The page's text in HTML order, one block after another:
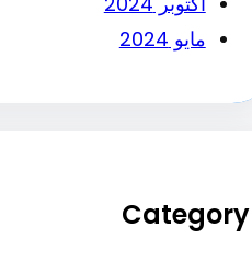
مايو 2024
Category